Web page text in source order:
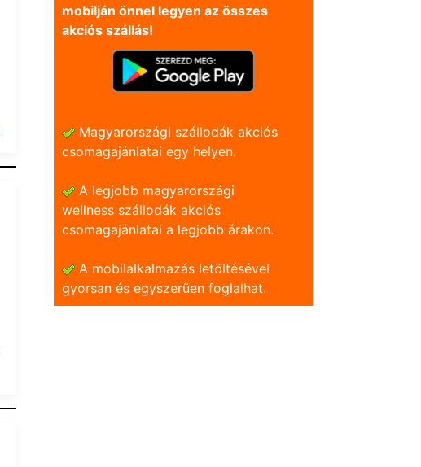
mobilján önnel legyen az összes
akciós szállás!
Magyarországi szállodák akciós
csomagajánlatai egy helyen.
A legjobb magyarországi
wellness szállodák akciós
csomagajánlatai a legjobb árakon.
A mobilalkalmazás letöltésével
gyorsan és egyszerũen foglalhat.